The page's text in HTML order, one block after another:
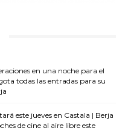
en una noche para el
todas las entradas para su
este jueves en Castala | Berja
de cine al aire libre este